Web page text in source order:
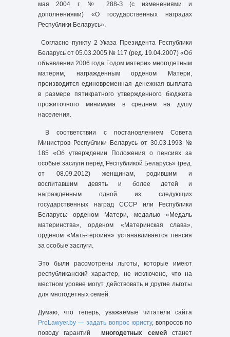
мая 2004 г. № 288-З (с изменениями и
дополнениями) «О государственных наградах
Республики Беларусь».
Согласно пункту 2 Указа Президента Республики
Беларусь от 05.03.2005 № 117 (ред. 19.04.2007) «Об
объявлении 2006 года Годом матери» многодетным
матерям, награжденным орденом Матери,
производится единовременная денежная выплата
в размере пятикратного утвержденного бюджета
прожиточного минимума в среднем на душу
населения.
В соответствии с постановлением Совета
Министров Республики Беларусь от 30.03.1993 №
185 «Об утверждении Положения о пенсиях за
особые заслуги перед Республикой Беларусь» (ред.
от 08.09.2012) женщинам, родившим и
воспитавшим девять и более детей и
награжденным одной из следующих
государственных наград СССР или Республики
Беларусь: орденом Матери, медалью «Медаль
материнства», орденом «Материнская слава»,
орденом «Мать-героиня» устанавливается пенсия
за особые заслуги.
Это были рассмотрены льготы, которые имеют
республиканский характер, не исключено, что на
местном уровне могут действовать и другие льготы
для многодетных семей.
Думаю, что теперь, уважаемые читатели сайта
ProLawyer.by — задать вопрос юристу, вопросов по
поводу гарантий
многодетных семейстанет